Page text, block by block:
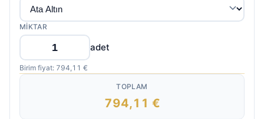
MIKTAR
adet
Birim fiyat: 794,11 €
TOPLAM
794,11 €